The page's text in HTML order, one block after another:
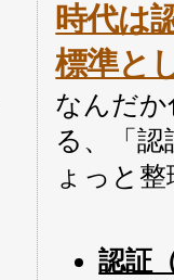
時代は
標準と
なんだ
る、「
ょっと
認証